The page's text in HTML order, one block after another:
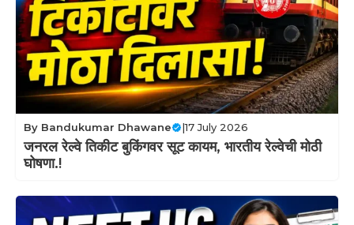
By Bandukumar Dhawane |17 July 2026
जनरल रेल्वे तिकीट बुकिंगवर सूट कायम, भारतीय रेल्वेची मोठी
घोषणा.!